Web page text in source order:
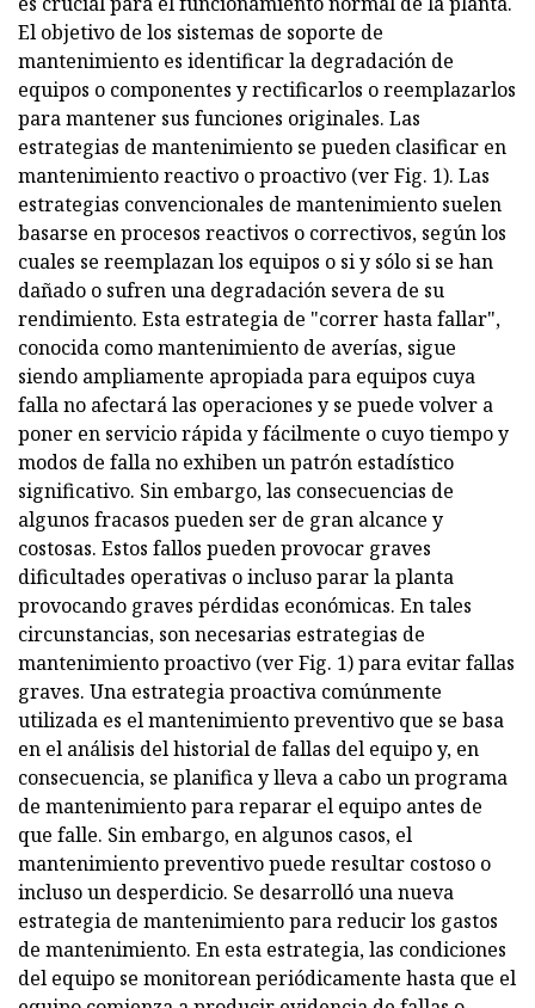
El objetivo de los sistemas de soporte de
mantenimiento es identificar la degradación de
equipos o componentes y rectificarlos o reemplazarlos
para mantener sus funciones originales. Las
estrategias de mantenimiento se pueden clasificar en
mantenimiento reactivo o proactivo (ver Fig. 1). Las
estrategias convencionales de mantenimiento suelen
basarse en procesos reactivos o correctivos, según los
cuales se reemplazan los equipos o si y sólo si se han
dañado o sufren una degradación severa de su
rendimiento. Esta estrategia de "correr hasta fallar",
conocida como mantenimiento de averías, sigue
siendo ampliamente apropiada para equipos cuya
falla no afectará las operaciones y se puede volver a
poner en servicio rápida y fácilmente o cuyo tiempo y
modos de falla no exhiben un patrón estadístico
significativo. Sin embargo, las consecuencias de
algunos fracasos pueden ser de gran alcance y
costosas. Estos fallos pueden provocar graves
dificultades operativas o incluso parar la planta
provocando graves pérdidas económicas. En tales
circunstancias, son necesarias estrategias de
mantenimiento proactivo (ver Fig. 1) para evitar fallas
graves. Una estrategia proactiva comúnmente
utilizada es el mantenimiento preventivo que se basa
en el análisis del historial de fallas del equipo y, en
consecuencia, se planifica y lleva a cabo un programa
de mantenimiento para reparar el equipo antes de
que falle. Sin embargo, en algunos casos, el
mantenimiento preventivo puede resultar costoso o
incluso un desperdicio. Se desarrolló una nueva
estrategia de mantenimiento para reducir los gastos
de mantenimiento. En esta estrategia, las condiciones
del equipo se monitorean periódicamente hasta que el